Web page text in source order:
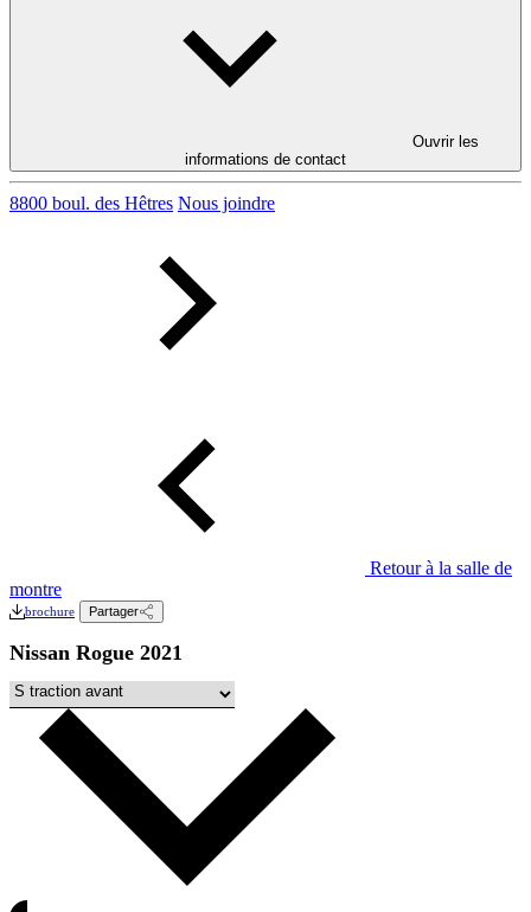
Ouvrir les
informations de contact
8800 boul. des Hêtres Nous joindre
Retour à la salle de
montre
brochure Partager
Nissan Rogue 2021